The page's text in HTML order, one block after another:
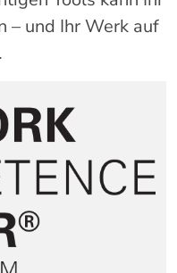
– und Ihr Werk auf